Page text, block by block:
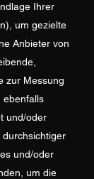
Ihrer
um gezielte
Anbieter von
zur Messung
ebenfalls
und/oder
und/oder
um die